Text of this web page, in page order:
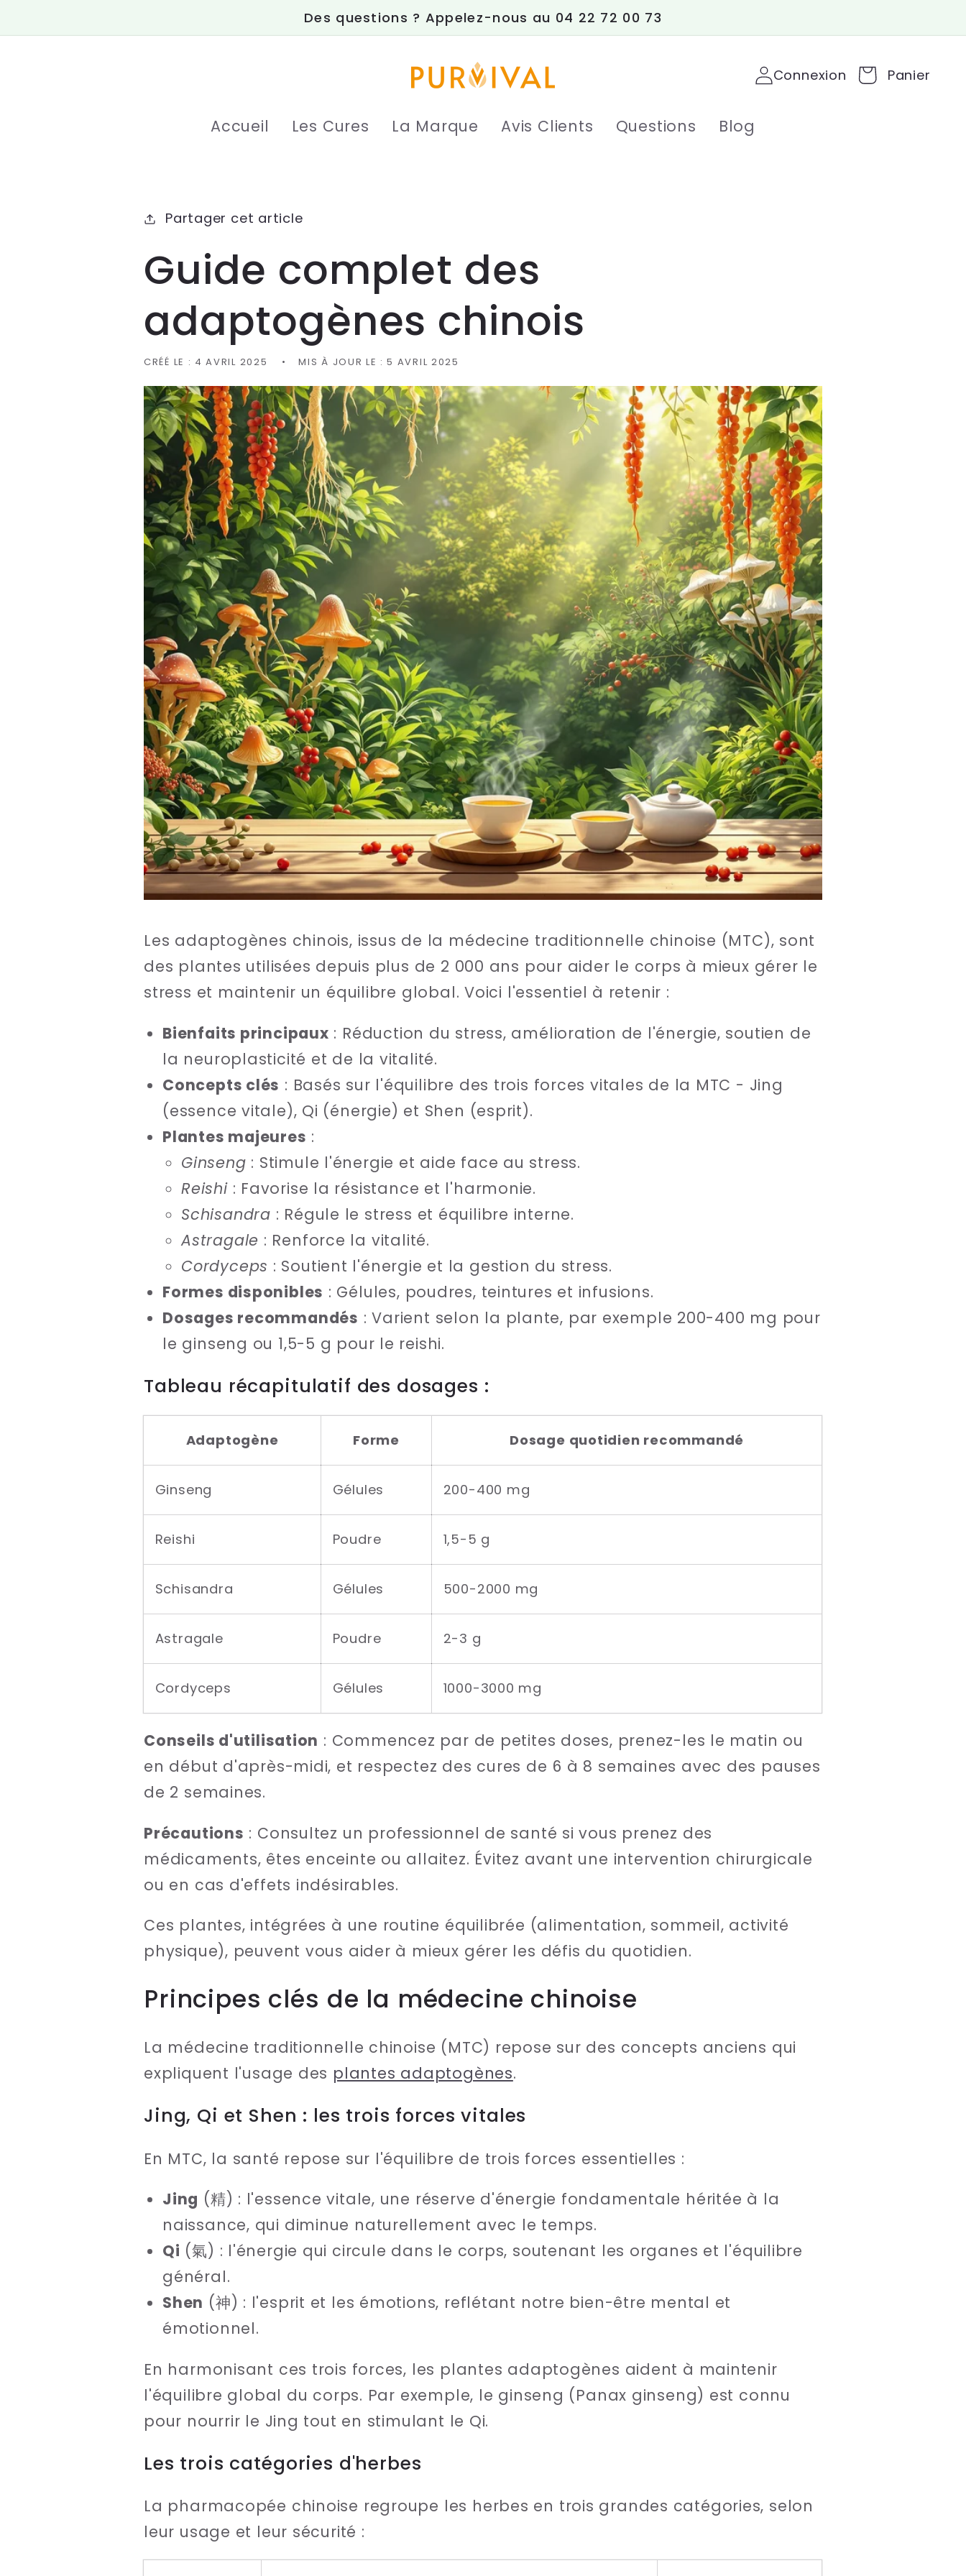
au
Des questions ? Appelez-nous au 04 22 72 00 73
Accueil Les Cures La Marque Avis Clients Questions Blog
Connexion Panier
Partager cet article
Guide complet des
adaptogènes chinois
CRÉÉ LE : 4 AVRIL 2025 MIS À JOUR LE :5 AVRIL 2025
Les adaptogènes chinois, issus de la médecine traditionnelle chinoise (MTC), sont
des plantes utilisées depuis plus de 2 000 ans pour aider le corps à mieux gérer le
stress et maintenir un équilibre global. Voici l'essentiel à retenir :
Bienfaits principaux : Réduction du stress, amélioration de l'énergie, soutien de
la neuroplasticité et de la vitalité.
Concepts clés : Basés sur l'équilibre des trois forces vitales de la MTC - Jing
(essence vitale), Qi (énergie) et Shen (esprit).
Plantes majeures :
Ginseng : Stimule l'énergie et aide face au stress.
Reishi: Favorise la résistance et l'harmonie.
Schisandra : Régule le stress et équilibre interne.
Astragale : Renforce la vitalité.
Cordyceps : Soutient l'énergie et la gestion du stress.
Formes disponibles : Gélules, poudres, teintures et infusions.
Dosages recommandés : Varient selon la plante, par exemple 200-400 mg pour
le ginseng ou 1,5-5 g pour le reishi.
Tableau récapitulatif des dosages :
Adaptogène Forme Dosage quotidien recommandé
Ginseng Gélules 200-400 mg
Reishi Poudre 1,5-5 g
Schisandra Gélules 500-2000 mg
Astragale Poudre 2-3 g
Cordyceps Gélules 1000-3000 mg
Conseils d'utilisation : Commencez par de petites doses, prenez-les le matin ou
en début d'après-midi, et respectez des cures de 6 à 8 semaines avec des pauses
de 2 semaines.
Précautions : Consultez un professionnel de santé si vous prenez des
médicaments, êtes enceinte ou allaitez. Évitez avant une intervention chirurgicale
ou en cas d'effets indésirables.
Ces plantes, intégrées à une routine équilibrée (alimentation, sommeil, activité
physique), peuvent vous aider à mieux gérer les défis du quotidien.
Principes clés de la médecine chinoise
La médecine traditionnelle chinoise (MTC) repose sur des concepts anciens qui
expliquent l'usage des plantes adaptogènes.
Jing, Qi et Shen : les trois forces vitales
En MTC, la santé repose sur l'équilibre de trois forces essentielles :
Jing (精) : l'essence vitale, une réserve d'énergie fondamentale héritée à la
naissance, qui diminue naturellement avec le temps.
Qi (氣) : l'énergie qui circule dans le corps, soutenant les organes et l'équilibre
général.
Shen (神) : l'esprit et les émotions, reflétant notre bien-être mental et
émotionnel.
En harmonisant ces trois forces, les plantes adaptogènes aident à maintenir
l'équilibre global du corps. Par exemple, le ginseng (Panax ginseng) est connu
pour nourrir le Jing tout en stimulant le Qi.
Les trois catégories d'herbes
La pharmacopée chinoise regroupe les herbes en trois grandes catégories, selon
leur usage et leur sécurité :